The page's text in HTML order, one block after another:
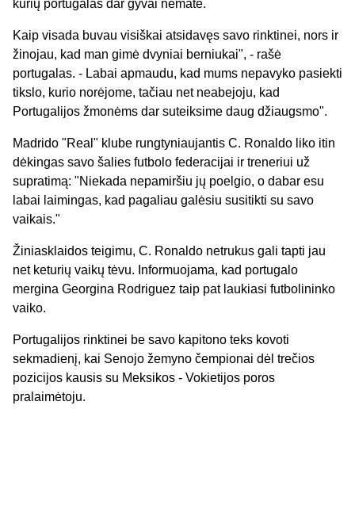
kurių portugalas dar gyvai nematė.
Kaip visada buvau visiškai atsidavęs savo rinktinei, nors ir
žinojau, kad man gimė dvyniai berniukai", - rašė
portugalas. - Labai apmaudu, kad mums nepavyko pasiekti
tikslo, kurio norėjome, tačiau net neabejoju, kad
Portugalijos žmonėms dar suteiksime daug džiaugsmo".
Madrido "Real" klube rungtyniaujantis C. Ronaldo liko itin
dėkingas savo šalies futbolo federacijai ir treneriui už
supratimą: "Niekada nepamiršiu jų poelgio, o dabar esu
labai laimingas, kad pagaliau galėsiu susitikti su savo
vaikais."
Žiniasklaidos teigimu, C. Ronaldo netrukus gali tapti jau
net keturių vaikų tėvu. Informuojama, kad portugalo
mergina Georgina Rodriguez taip pat laukiasi futbolininko
vaiko.
Portugalijos rinktinei be savo kapitono teks kovoti
sekmadienį, kai Senojo žemyno čempionai dėl trečios
pozicijos kausis su Meksikos - Vokietijos poros
pralaimėtoju.